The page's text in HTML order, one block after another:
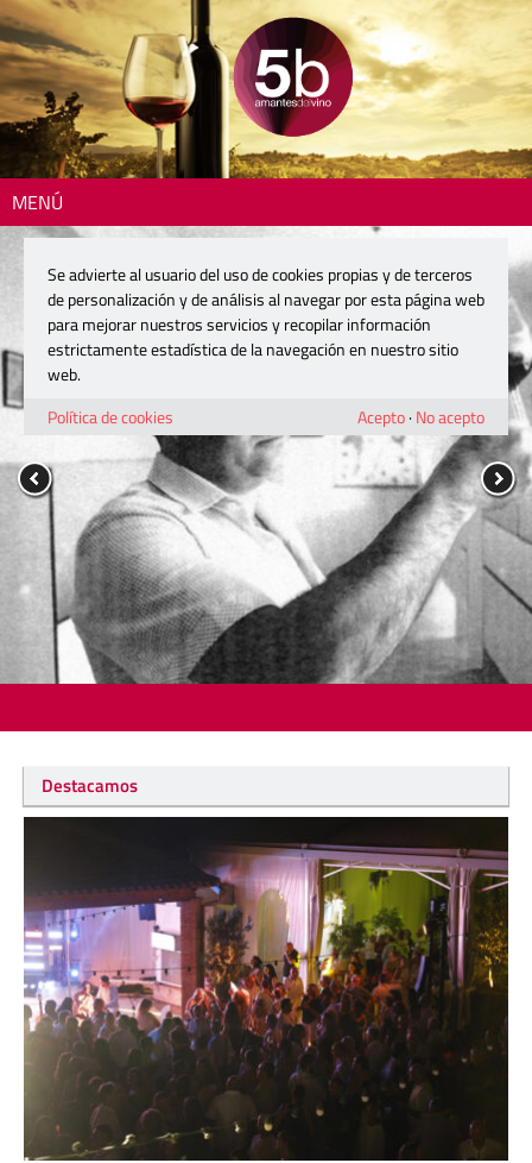
MENÚ
Destacamos
Se advierte al usuario del uso de cookies propias y de terceros
de personalización y de análisis al navegar por esta página web
para mejorar nuestros servicios y recopilar información
estrictamente estadística de la navegación en nuestro sitio
web.
Política de cookies
Acepto· No acepto